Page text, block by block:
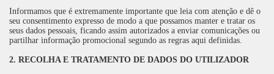
Informamos que é extremamente importante que leia com atenção e dê o
seu consentimento expresso de modo a que possamos manter e tratar os
seus dados pessoais, ficando assim autorizados a enviar comunicações ou
partilhar informação promocional segundo as regras aqui definidas.
2. RECOLHA E TRATAMENTO DE DADOS DO UTILIZADOR